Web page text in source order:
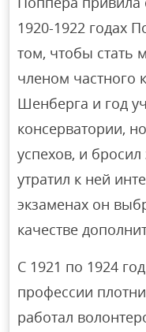
1920-1922 годах
том, чтобы стать
членом частного
Шенберга и год
консерватории,
успехов, и
утратил к ней
экзаменах он
качестве
С 1921 по 1924
профессии
работал